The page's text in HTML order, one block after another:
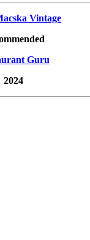
Vintage
Guru
2024